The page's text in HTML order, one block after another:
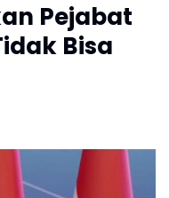
Pejabat
Bisa